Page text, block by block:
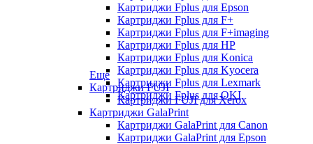
Картриджи Fplus для Epson
Картриджи Fplus для F+
Картриджи Fplus для F+imaging
Картриджи Fplus для HP
Картриджи Fplus для Konica
Картриджи Fplus для Kyocera
Картриджи Fplus для Lexmark
Картриджи Fplus для OKI
Еще
Картриджи FUJI
Картриджи FUJI для Xerox
Картриджи GalaPrint
Картриджи GalaPrint для Canon
Картриджи GalaPrint для Epson